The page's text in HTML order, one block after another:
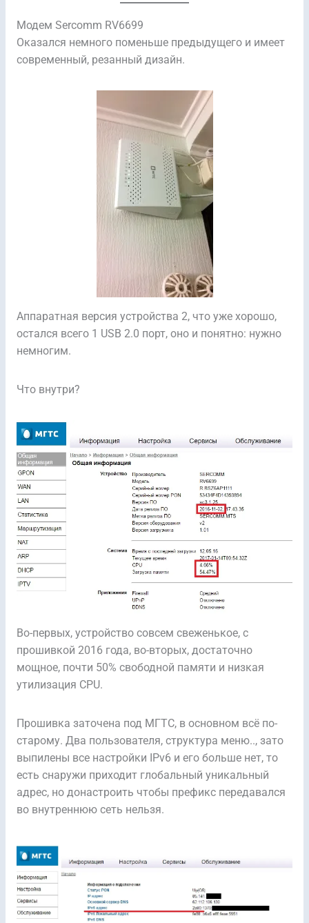
Модем Sercomm RV6699
Оказался немного поменьше предыдущего и имеет
современный, резанный дизайн.
Аппаратная версия устройства 2, что уже хорошо,
остался всего 1 USB 2.0 порт, оно и понятно: нужно
немногим.
Что внутри?
Во-первых, устройство совсем свеженькое, с
прошивкой 2016 года, во-вторых, достаточно
мощное, почти 50% свободной памяти и низкая
утилизация CPU.
Прошивка заточена под МГТС, в основном всё по-
старому. Два пользователя, структура меню.., зато
выпилены все настройки IPv6 и его больше нет, то
есть снаружи приходит глобальный уникальный
адрес, но донастроить чтобы префикс передавался
во внутреннюю сеть нельзя.